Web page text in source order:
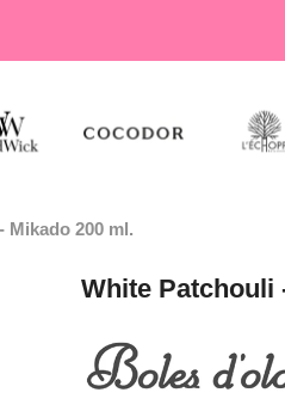
Mikado 200 ml.
White Patchouli